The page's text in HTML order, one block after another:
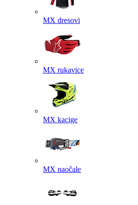
MX dresovi
MX rukavice
MX kacige
MX naočale